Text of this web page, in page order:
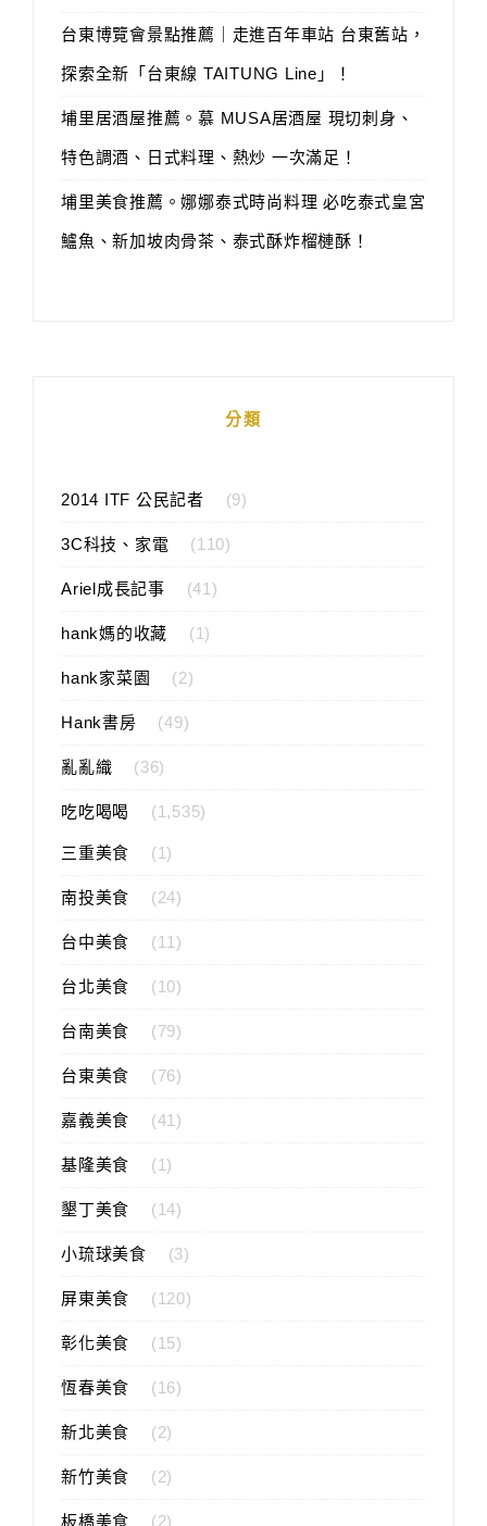
台東博覽會景點推薦｜走進百年車站 台東舊站，
探索全新「台東線 TAITUNG Line」！
埔里居酒屋推薦。慕 MUSA居酒屋 現切刺身、
特色調酒、日式料理、熱炒 一次滿足！
埔里美食推薦。娜娜泰式時尚料理 必吃泰式皇宮
鱸魚、新加坡肉骨茶、泰式酥炸榴槤酥！
分類
2014 ITF 公民記者 (9)
3C科技、家電 (110)
Ariel成長記事 (41)
hank媽的收藏 (1)
hank家菜園 (2)
Hank書房 (49)
亂亂織 (36)
吃吃喝喝 (1,535)
三重美食 (1)
南投美食 (24)
台中美食 (11)
台北美食 (10)
台南美食 (79)
台東美食 (76)
嘉義美食 (41)
基隆美食 (1)
墾丁美食 (14)
小琉球美食 (3)
屏東美食 (120)
彰化美食 (15)
恆春美食 (16)
新北美食 (2)
新竹美食 (2)
板橋美食 (2)